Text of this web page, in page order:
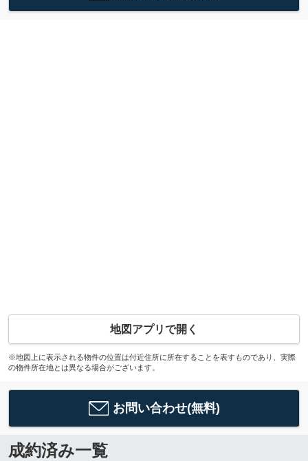
地図アプリで開く
※地図上に表示される物件の位置は付近住所に所在することを表すものであり、実際
の物件所在地とは異なる場合がございます。
お問い合わせ(無料)
成約済み一覧